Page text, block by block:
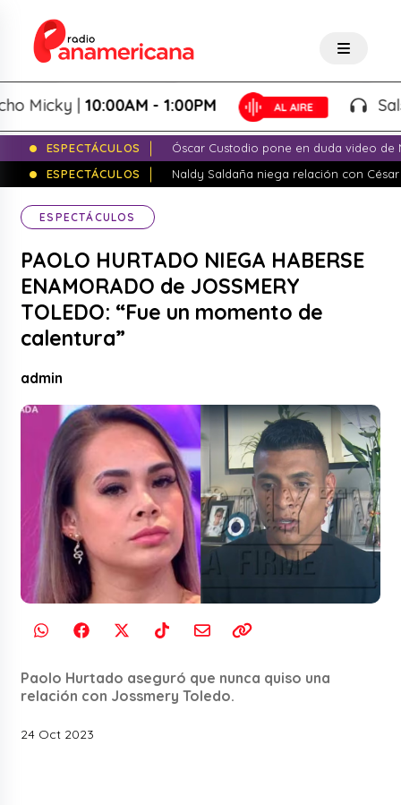
|10:00AM - 1:00PM Salsa de
ESPECTÁCULOS
Óscar Custodio pone en duda video de
ESPECTÁCULOS
Naldy Saldaña niega relación con
ESPECTÁCULOS
PAOLO HURTADO NIEGA HABERSE
ENAMORADO de JOSSMERY
TOLEDO: “Fue un momento de
calentura”
admin
Paolo Hurtado aseguró que nunca quiso una
relación con Jossmery Toledo.
24 Oct 2023